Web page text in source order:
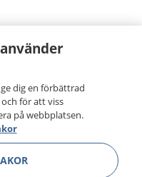
dig en förbättrad
för att viss
på webbplatsen.